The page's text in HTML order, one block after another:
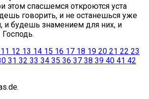
этом спасшемся откроются уста
говорить, и не останешься уже
будешь знамением для них, и
11 12 13 14 15 16 17 18 19 20 21 22 23
31 32 33 34 35 36 37 38 39 40 41 42